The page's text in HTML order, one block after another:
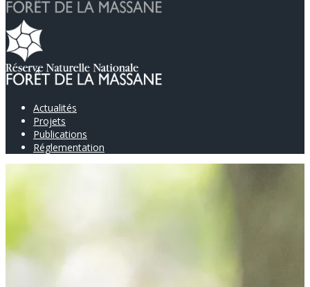
Actualités
Projets
Publications
Réglementation